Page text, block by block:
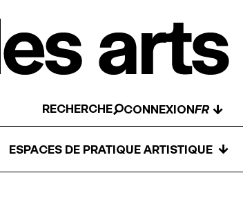
RECHERCHE CONNEXION ↓
ESPACES DE PRATIQUE ARTISTIQUE ↓